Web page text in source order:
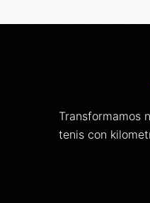
Transformamos
tenis con